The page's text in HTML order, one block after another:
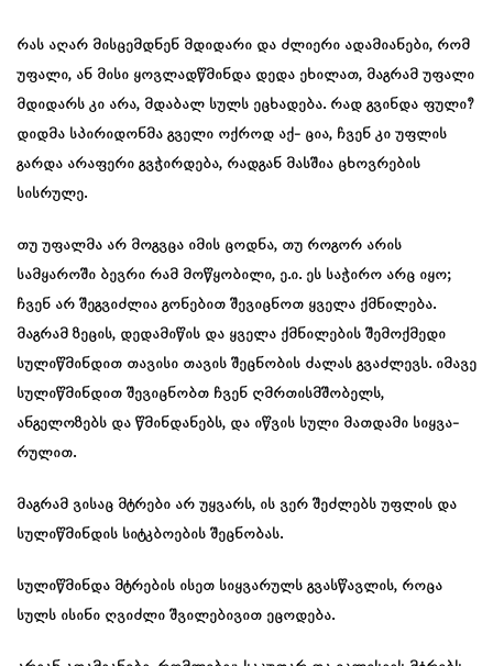
რას აღარ მისცემდნენ მდიდარი და ძლიერი ადამიანები, რომ
უფალი, ან მისი ყოვლადწმინდა დედა ეხილათ, მაგრამ უფალი
მდიდარს კი არა, მდაბალ სულს ეცხადება. რად გვინდა ფული?
დიდმა სპირიდონმა გველი ოქროდ აქ- ცია, ჩვენ კი უფლის
გარდა არაფერი გვჭირდება, რადგან მასშია ცხოვრების
სისრულე.
თუ უფალმა არ მოგვცა იმის ცოდნა, თუ როგორ არის
სამყაროში ბევრი რამ მოწყობილი, ე.ი. ეს საჭირო არც იყო;
ჩვენ არ შეგვიძლია გონებით შევიცნოთ ყველა ქმნილება.
მაგრამ ზეცის, დედამიწის და ყველა ქმნილების შემოქმედი
სულიწმინდით თავისი თავის შეცნობის ძალას გვაძლევს. იმავე
სულიწმინდით შევიცნობთ ჩვენ ღმრთისმშობელს,
ანგელოზებს და წმინდანებს, და იწვის სული მათდამი სიყვა-
რულით.
მაგრამ ვისაც მტრები არ უყვარს, ის ვერ შეძლებს უფლის და
სულიწმინდის სიტკბოების შეცნობას.
სულიწმინდა მტრების ისეთ სიყვარულს გვასწავლის, როცა
სულს ისინი ღვიძლი შვილებივით ეცოდება.